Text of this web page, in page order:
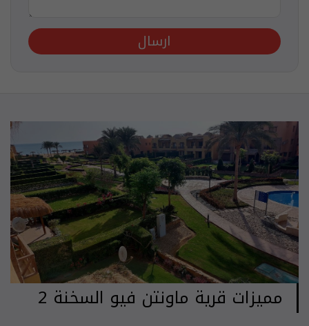
ارسال
مميزات قرية ماونتن فيو السخنة 2